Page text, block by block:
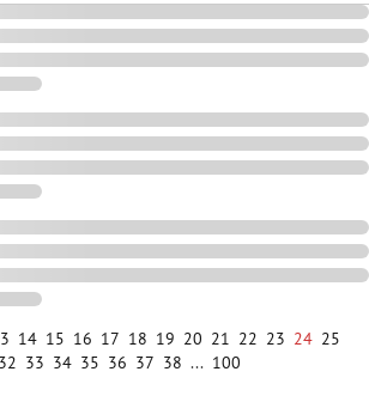
14 15 16 17 18 19 20 21 22 23 24 25
32 33 34 35 36 37 38 ... 100